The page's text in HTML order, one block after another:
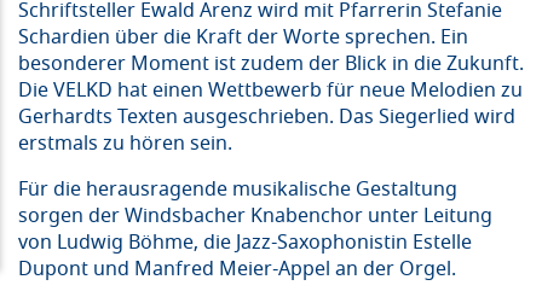
Schriftsteller Ewald Arenz wird mit Pfarrerin Stefanie
Schardien über die Kraft der Worte sprechen. Ein
besonderer Moment ist zudem der Blick in die Zukunft.
Die VELKD hat einen Wettbewerb für neue Melodien zu
Gerhardts Texten ausgeschrieben. Das Siegerlied wird
erstmals zu hören sein.
Für die herausragende musikalische Gestaltung
sorgen der Windsbacher Knabenchor unter Leitung
von Ludwig Böhme, die Jazz-Saxophonistin Estelle
Dupont und Manfred Meier-Appel an der Orgel.